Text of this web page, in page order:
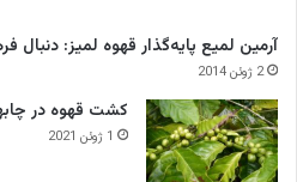
آرمین لمیع پایه‌گذار قهوه لمیز: دنبال
2 ژوئن 2014
کشت قهوه در
1 ژوئن 2021